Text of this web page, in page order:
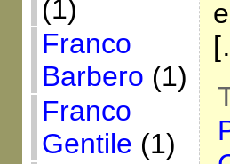
(1)
Franco
Barbero (1)
Franco
Gentile (1)